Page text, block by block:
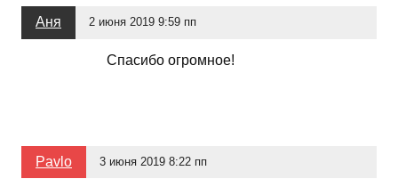
Аня 2 июня 2019 9:59 пп
Спасибо огромное!
Pavlo 3 июня 2019 8:22 пп